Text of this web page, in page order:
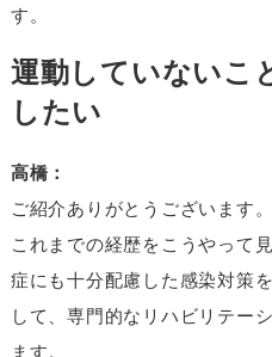
す。
運動していないこ
したい
高橋：
ご紹介ありがとうございます
これまでの経歴をこうやって
症にも十分配慮した感染対策
して、専門的なリハビリテー
ます。